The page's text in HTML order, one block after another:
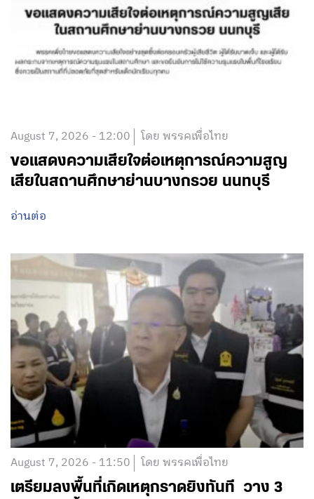
August 7, 2026 - 12:00 โดย พรรคเพื่อไทย
ขอแสดงความเสียใจต่อเหตุการณ์ความสูญ
เสียในสถานศึกษาย่านบางกรวย นนทบุรี
อ่านต่อ
August 7, 2026 - 11:50 โดย พรรคเพื่อไทย
เตรียมลงพื้นที่เกิดเหตุกราดยิงทันที วาง 3